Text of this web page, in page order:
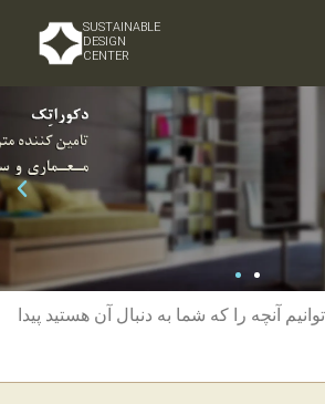
SUSTAINABLE
DESIGN
CENTER
آنچه را که شما به دنبال آن هستید پیدا